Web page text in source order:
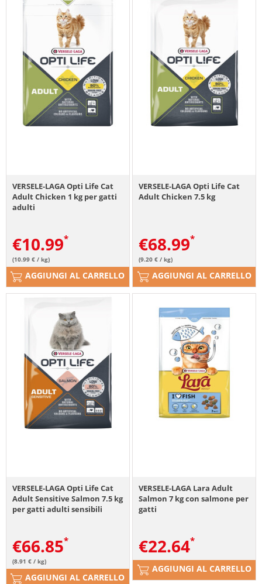
VERSELE-LAGA Opti Life Cat
Adult Chicken 1 kg per gatti
adulti
€10.99
(10.99 € / kg)
AGGIUNGI AL CARRELLO
VERSELE-LAGA Opti Life Cat
Adult Chicken 7.5 kg
€68.99
(9.20 € / kg)
AGGIUNGI AL CARRELLO
VERSELE-LAGA Opti Life Cat
Adult Sensitive Salmon 7.5 kg
per gatti adulti sensibili
€66.85
(8.91 € / kg)
AGGIUNGI AL CARRELLO
VERSELE-LAGA Lara Adult
Salmon 7 kg con salmone per
gatti
€22.64
AGGIUNGI AL CARRELLO